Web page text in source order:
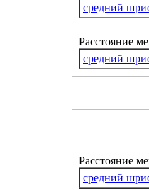
средний
Расстояние
средний
Расстояние
средний